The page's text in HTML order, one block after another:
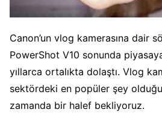
Canon’un vlog kamerasına dair
PowerShot V10 sonunda
yıllarca ortalıkta dolaştı. Vlog
sektördeki en popüler şey
zamanda bir halef bekliyoruz.